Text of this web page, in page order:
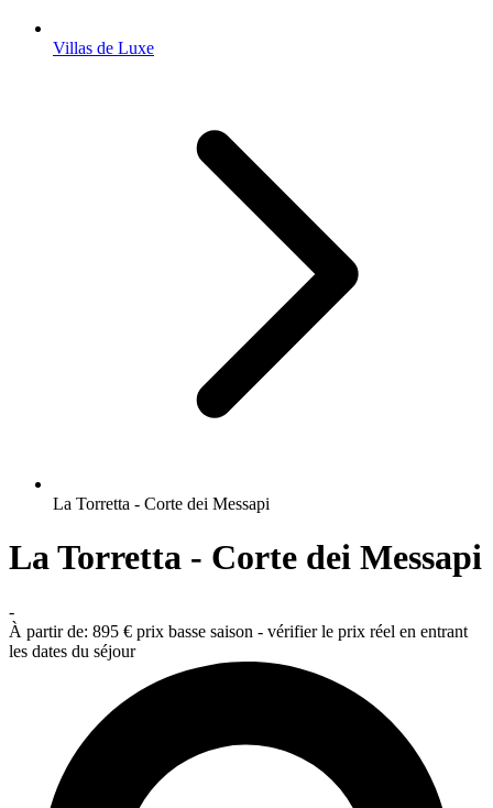
Villas de Luxe
La Torretta - Corte dei Messapi
La Torretta - Corte dei Messapi
-
À partir de: 895 € prix basse saison - vérifier le prix réel en entrant
les dates du séjour